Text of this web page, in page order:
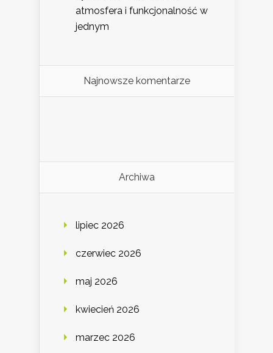
atmosfera i funkcjonalność w
jednym
Najnowsze komentarze
Archiwa
lipiec 2026
czerwiec 2026
maj 2026
kwiecień 2026
marzec 2026